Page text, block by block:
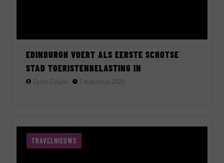
EDINBURGH VOERT ALS EERSTE SCHOTSE
STAD TOERISTENBELASTING IN
Dylan Cinjee 1 augustus 2026
TRAVELNIEUWS